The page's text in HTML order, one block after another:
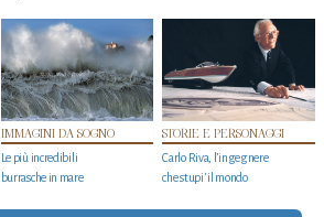
IMMAGINI DA SOGNO
Le più incredibili
burrasche in mare
STORIE E PERSONAGGI
Carlo Riva, l’ingegnere
che stupi' il mondo